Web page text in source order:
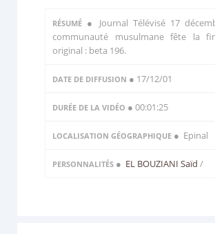
RÉSUMÉ ● Journal Télévisé 17
communauté musulmane fête la
original : beta 196.
DATE DE DIFFUSION ● 17/12/01
DURÉE DE LA VIDÉO ● 00:01:25
LOCALISATION GÉOGRAPHIQUE ● Epinal
PERSONNALITÉS ● EL BOUZIANI Saïd /